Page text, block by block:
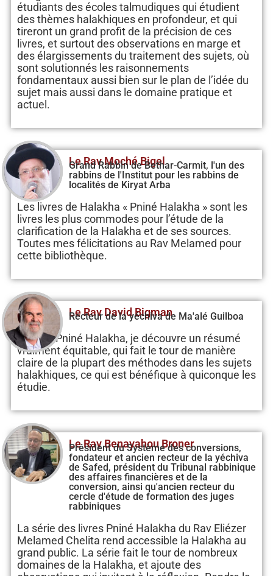
étudiants des écoles talmudiques qui étudient
des thèmes halakhiques en profondeur, et qui
tireront un grand profit de la précision de ces
livres, et surtout des observations en marge et
des élargissements du traitement des sujets, où
sont solutionnés les raisonnements
fondamentaux aussi bien sur le plan de l’idée du
sujet mais aussi dans le domaine pratique et
actuel.
Le Rav Moché Bigel
Grand Rabbin de Bethar-Carmit, l'un des
rabbins de l'Institut pour les rabbins de
localités de Kiryat Arba
Les livres de Halakha « Pniné Halakha » sont les
livres les plus commodes pour l’étude de la
clarification de la Halakha et de ses sources.
Toutes mes félicitations au Rav Melamed pour
cette bibliothèque.
Le Rav David Bigman
Recteur de la yéchiva de Ma'alé Guilboa
Dans le Pniné Halakha, je découvre un résumé
vraiment équitable, qui fait le tour de manière
claire de la plupart des méthodes dans les sujets
halakhiques, ce qui est bénéfique à quiconque les
étudie.
Le Rav Benayahou Broner
Président du Système des conversions,
fondateur et ancien recteur de la yéchiva
de Safed, président du Tribunal rabbinique
des affaires financières et de la
conversion, ainsi qu'ancien recteur du
cercle d'étude de formation des juges
rabbiniques
La série des livres Pniné Halakha du Rav Eliézer
Melamed Chelita rend accessible la Halakha au
grand public. La série fait le tour de nombreux
domaines de la Halakha, et ajoute des